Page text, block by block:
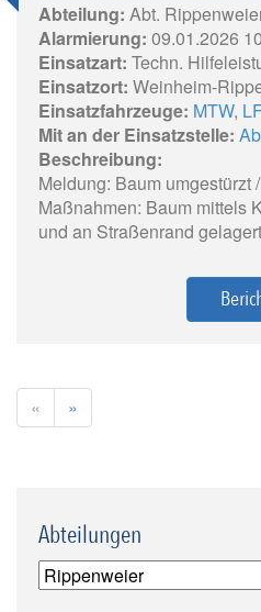
Abteilung: Abt.
Alarmierung: 09.01.2026
Einsatzart: Techn.
Einsatzort: Weinheim-
Einsatzfahrzeuge: MTW,
Mit an der Einsatzstelle:
Beschreibung:
Meldung: Baum umgestürzt
Maßnahmen: Baum mittels
und an Straßenrand
« »
Abteilungen